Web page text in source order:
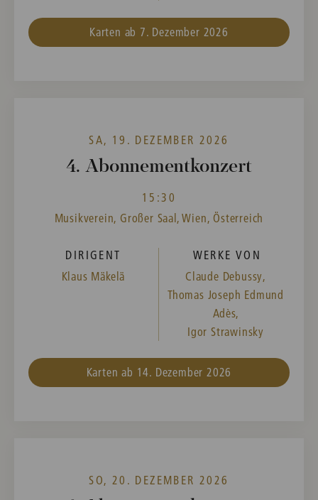
Karten ab 7. Dezember 2026
SA, 19. DEZEMBER 2026
4. Abonnementkonzert
15:30
Musikverein, Großer Saal, Wien, Österreich
DIRIGENT
Klaus Mäkelä
WERKE VON
Claude Debussy,
Thomas Joseph Edmund
Adès,
Igor Strawinsky
Karten ab 14. Dezember 2026
SO, 20. DEZEMBER 2026